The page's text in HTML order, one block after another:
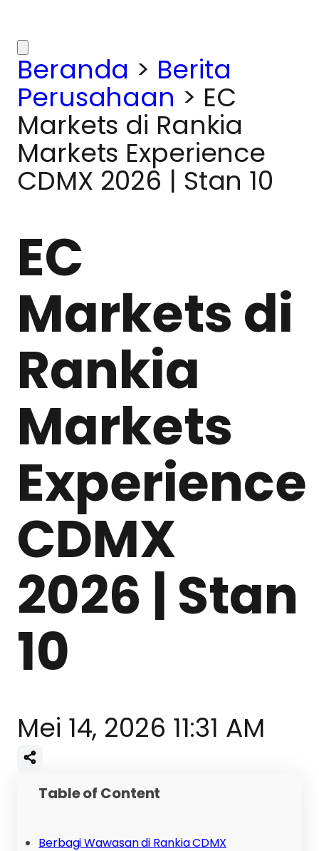
Beranda > Berita
Perusahaan > EC
Markets di Rankia
Markets Experience
CDMX 2026 | Stan 10
EC
Markets di
Rankia
Markets
Experience
CDMX
2026 | Stan
10
Mei 14, 2026 11:31 AM
Table of Content
Berbagi Wawasan di Rankia CDMX